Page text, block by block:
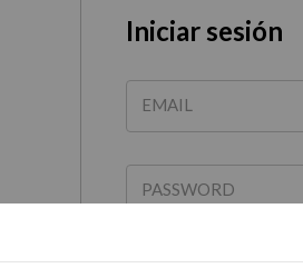
Iniciar sesión
EMAIL
PASSWORD
Recuperar